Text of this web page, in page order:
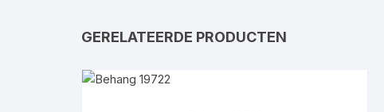
GERELATEERDE PRODUCTEN